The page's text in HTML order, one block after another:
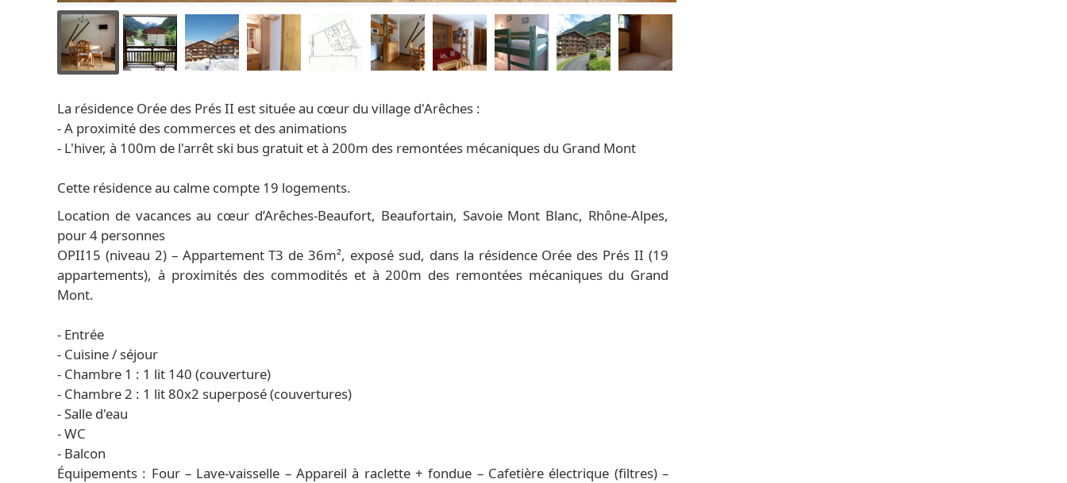
La résidence Orée des Prés II est située au cœur du village d'Arêches :
- A proximité des commerces et des animations
- L'hiver, à 100m de l'arrêt ski bus gratuit et à 200m des remontées mécaniques du Grand Mont
Cette résidence au calme compte 19 logements.
Location de vacances au cœur d’Arêches-Beaufort, Beaufortain, Savoie Mont Blanc, Rhône-Alpes,
pour 4 personnes
OPII15 (niveau 2) – Appartement T3 de 36m², exposé sud, dans la résidence Orée des Prés II (19
appartements), à proximités des commodités et à 200m des remontées mécaniques du Grand
Mont.
- Entrée
- Cuisine / séjour
- Chambre 1 : 1 lit 140 (couverture)
- Chambre 2 : 1 lit 80x2 superposé (couvertures)
- Salle d'eau
- WC
- Balcon
Équipements : Four – Lave-vaisselle – Appareil à raclette + fondue – Cafetière électrique (filtres) –